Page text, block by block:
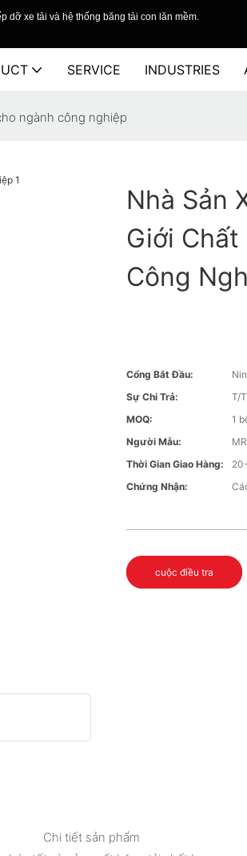
dỡ xe tải và hệ thống băng tải con lăn mềm.
SERVICE INDUSTRIES
ngành công nghiệp
Nhà Sản
Giới
Công
Cổng Bắt Đầu:
Sự Chi Trả:
T/T
MOQ:
1
Người Mẫu:
Thời Gian Giao Hàng:
Chứng Nhận:
cuộc điều tra
Chi tiết sản phẩm